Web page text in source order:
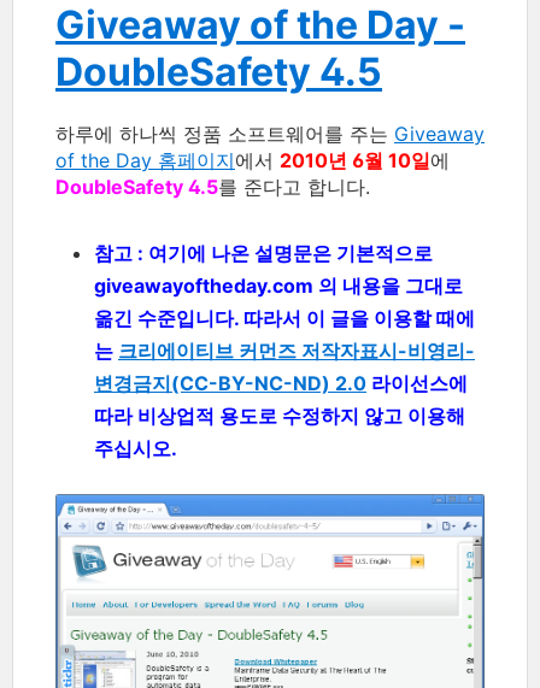
Giveaway of the Day -
DoubleSafety 4.5
하루에 하나씩 정품 소프트웨어를 주는 Giveaway
of the Day 홈페이지에서 2010년 6월 10일에
DoubleSafety 4.5를 준다고 합니다.
참고 : 여기에 나온 설명문은 기본적으로
giveawayoftheday.com 의 내용을 그대로
옮긴 수준입니다. 따라서 이 글을 이용할 때에
는 크리에이티브 커먼즈 저작자표시-비영리-
변경금지(CC-BY-NC-ND) 2.0 라이선스에
따라 비상업적 용도로 수정하지 않고 이용해
주십시오.